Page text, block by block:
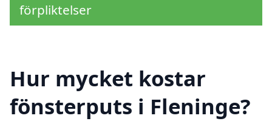
förpliktelser
Hur mycket kostar
fönsterputs i Fleninge?